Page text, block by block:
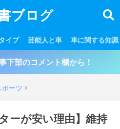
ブログ
イプ 芸能人と車 車に関する知識
下部のコメント欄から！
ポーツ
ーが安い理由】維持